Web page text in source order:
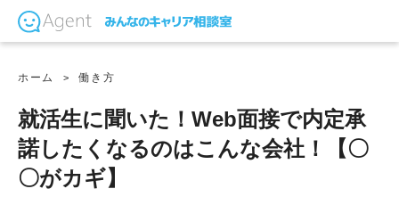
ホーム 働き方
就活生に聞いた！Web面接で内定承
諾したくなるのはこんな会社！【〇
〇がカギ】